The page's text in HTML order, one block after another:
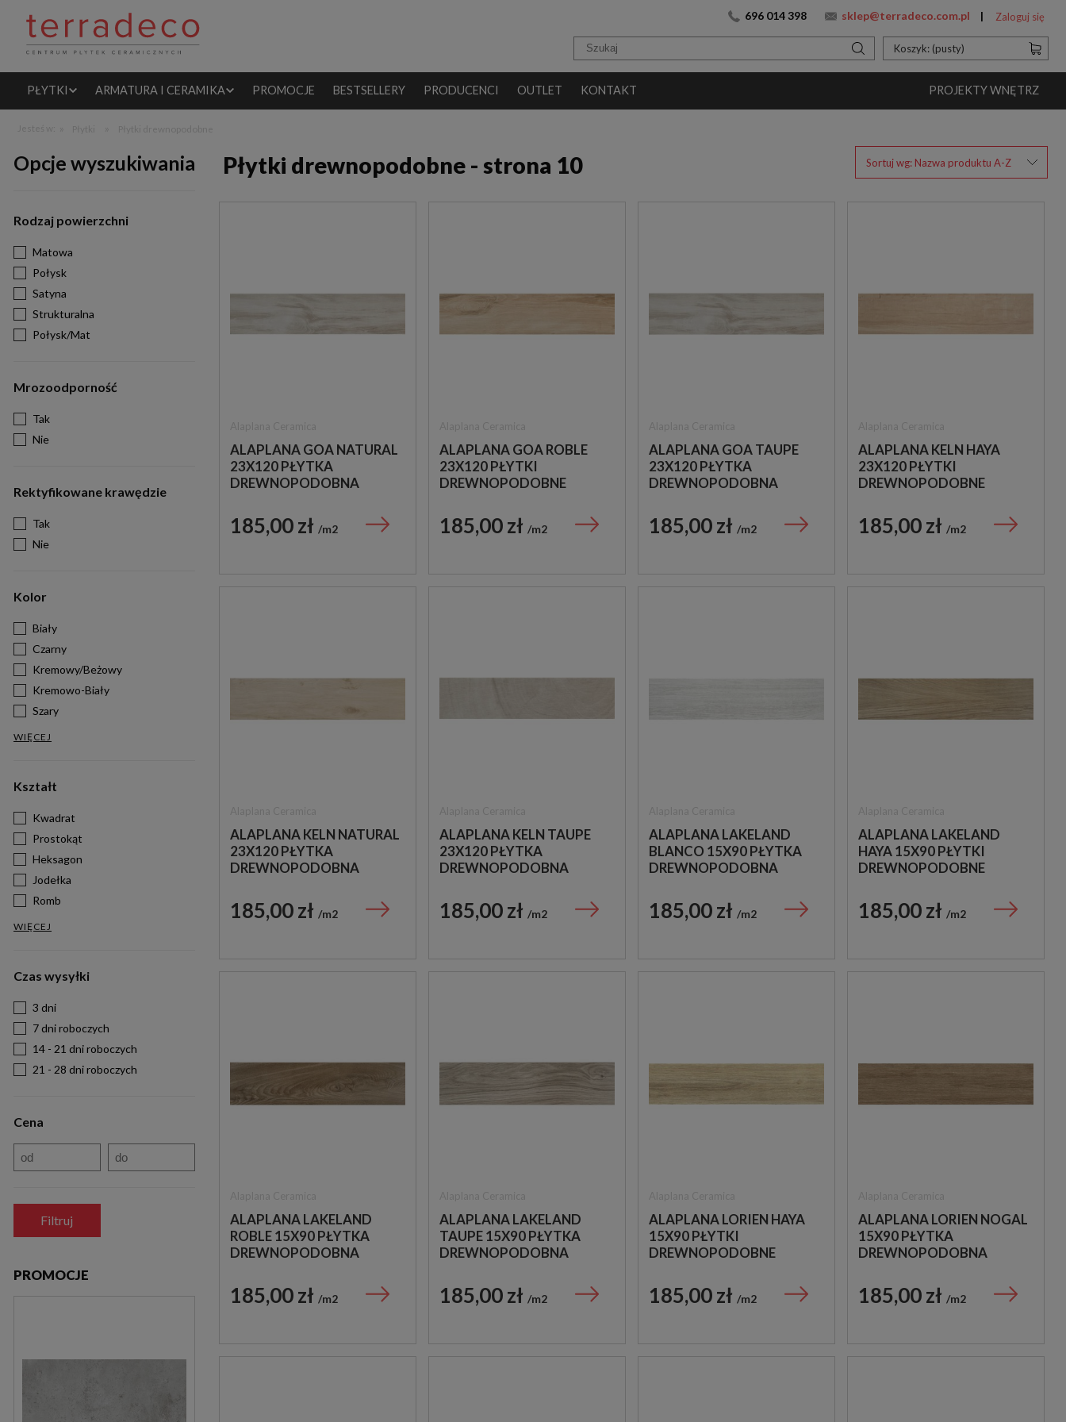
696 014 398 sklep@terradeco.com.pl Zaloguj się
Koszyk: (pusty)
PŁYTKI ARMATURA I CERAMIKA PROMOCJE BESTSELLERY PRODUCENCI OUTLET KONTAKT PROJEKTY WNĘTRZ
Opcje wyszukiwania
Rodzaj powierzchni
Matowa
Połysk
Satyna
Strukturalna
Połysk/Mat
Mrozoodporność
Tak
Nie
Rektyfikowane krawędzie
Tak
Nie
Kolor
Biały
Czarny
Kremowy/Beżowy
Kremowo-Biały
Szary
WIĘCEJ
Kształt
Kwadrat
Prostokąt
Heksagon
Jodełka
Romb
WIĘCEJ
Czas wysyłki
3 dni
7 dni roboczych
14 - 21 dni roboczych
21 - 28 dni roboczych
Cena
Filtruj
PROMOCJE
Płytki drewnopodobne - strona 10 Sortuj wg: Nazwa produktu A-Z
ALAPLANA GOA NATURAL
23X120 PŁYTKA
DREWNOPODOBNA
185,00 zł m2
ALAPLANA GOA ROBLE
23X120 PŁYTKI
DREWNOPODOBNE
185,00 zł m2
ALAPLANA GOA TAUPE
23X120 PŁYTKA
DREWNOPODOBNA
185,00 zł m2
ALAPLANA KELN HAYA
23X120 PŁYTKI
DREWNOPODOBNE
185,00 zł m2
ALAPLANA KELN NATURAL
23X120 PŁYTKA
DREWNOPODOBNA
185,00 zł m2
ALAPLANA KELN TAUPE
23X120 PŁYTKA
DREWNOPODOBNA
185,00 zł m2
ALAPLANA LAKELAND
BLANCO 15X90 PŁYTKA
DREWNOPODOBNA
185,00 zł m2
ALAPLANA LAKELAND
HAYA 15X90 PŁYTKI
DREWNOPODOBNE
185,00 zł m2
ALAPLANA LAKELAND
ROBLE 15X90 PŁYTKA
DREWNOPODOBNA
185,00 zł m2
ALAPLANA LAKELAND
TAUPE 15X90 PŁYTKA
DREWNOPODOBNA
185,00 zł m2
ALAPLANA LORIEN HAYA
15X90 PŁYTKI
DREWNOPODOBNE
185,00 zł m2
ALAPLANA LORIEN NOGAL
15X90 PŁYTKA
DREWNOPODOBNA
185,00 zł m2